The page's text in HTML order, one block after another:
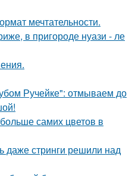
мечтательности.
в пригороде нуази - ле
Ручейке": отмываем до
самих цветов в
даже стринги решили над